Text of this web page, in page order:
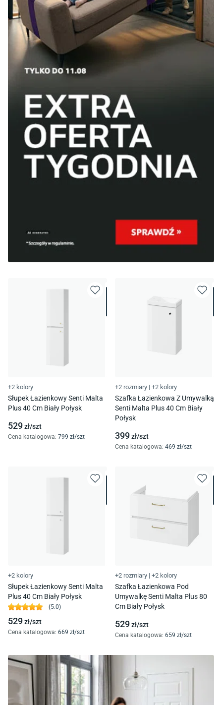
+2 kolory
Słupek Łazienkowy Senti Malta
Plus 40 Cm Biały Połysk
529zł/szt
Cena katalogowa: 799 zł/szt
+2 rozmiary | +2 kolory
Szafka Łazienkowa Z Umywalką
Senti Malta Plus 40 Cm Biały
Połysk
399zł/szt
Cena katalogowa: 469 zł/szt
+2 kolory
Słupek Łazienkowy Senti Malta
Plus 40 Cm Biały Połysk
(5.0)
529zł/szt
Cena katalogowa: 669 zł/szt
+2 rozmiary | +2 kolory
Szafka Łazienkowa Pod
Umywalkę Senti Malta Plus 80
Cm Biały Połysk
529zł/szt
Cena katalogowa: 659 zł/szt